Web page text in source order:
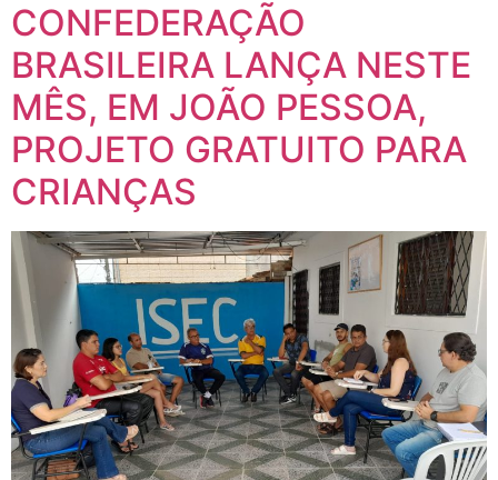
CONFEDERAÇÃO
BRASILEIRA LANÇA NESTE
MÊS, EM JOÃO PESSOA,
PROJETO GRATUITO PARA
CRIANÇAS